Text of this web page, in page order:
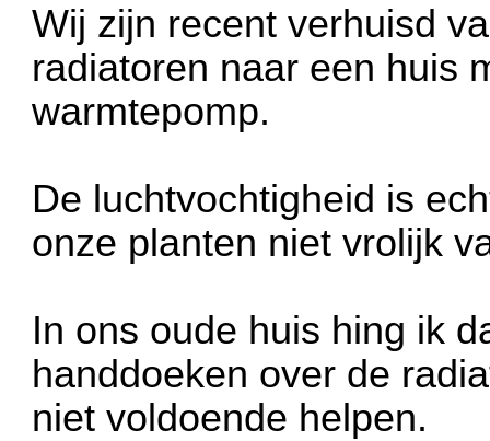
Wij zijn recent verhuisd
radiatoren naar een huis
warmtepomp.
De luchtvochtigheid is
onze planten niet vrolijk
In ons oude huis hing ik
handdoeken over de
niet voldoende helpen.